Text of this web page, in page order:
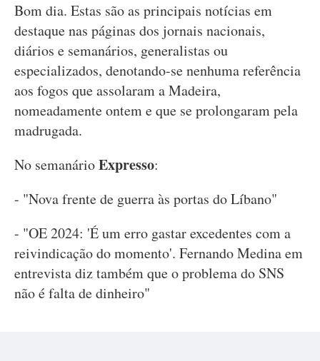
Bom dia. Estas são as principais notícias em
destaque nas páginas dos jornais nacionais,
diários e semanários, generalistas ou
especializados, denotando-se nenhuma referência
aos fogos que assolaram a Madeira,
nomeadamente ontem e que se prolongaram pela
madrugada.
No semanárioExpresso:
- "Nova frente de guerra às portas do Líbano"
- "OE 2024: 'É um erro gastar excedentes com a
reivindicação do momento'. Fernando Medina em
entrevista diz também que o problema do SNS
não é falta de dinheiro"